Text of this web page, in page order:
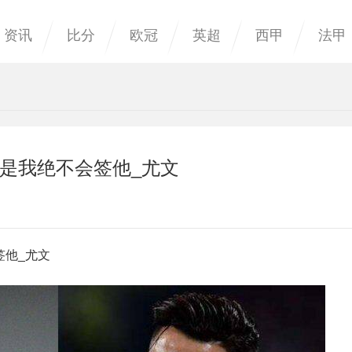
资讯 比分 欧冠 英超 西甲 法甲
我绝不会签他_尤文
他_尤文